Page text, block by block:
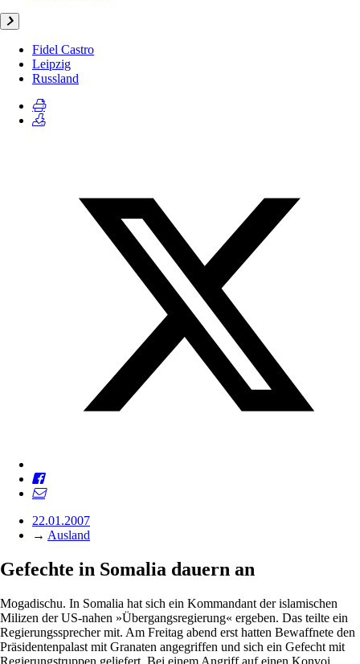
Fidel Castro
Leipzig
Russland
22.01.2007
→ Ausland
Gefechte in Somalia dauern an
Mogadischu. In Somalia hat sich ein Kommandant der islamischen
Milizen der US-nahen »Übergangsregierung« ergeben. Das teilte ein
Regierungssprecher mit. Am Freitag abend erst hatten Bewaffnete den
Präsidentenpalast mit Granaten angegriffen und sich ein Gefecht mit
Regierungstruppen geliefert. Bei einem Angriff auf einen Konvoi